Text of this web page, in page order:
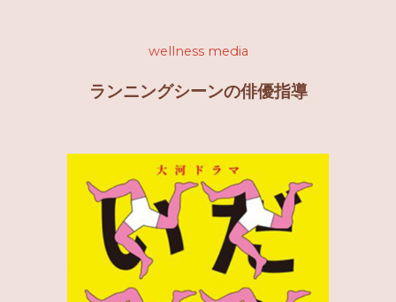
wellness media
ランニングシーンの俳優指導